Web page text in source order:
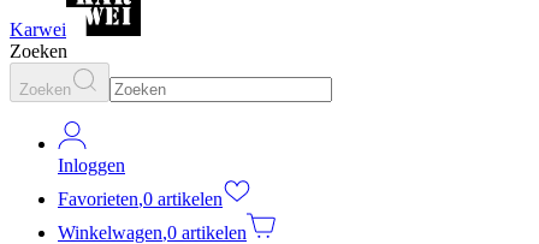
Karwei
Zoeken
Zoeken
Inloggen
Favorieten,0 artikelen
Winkelwagen,0 artikelen